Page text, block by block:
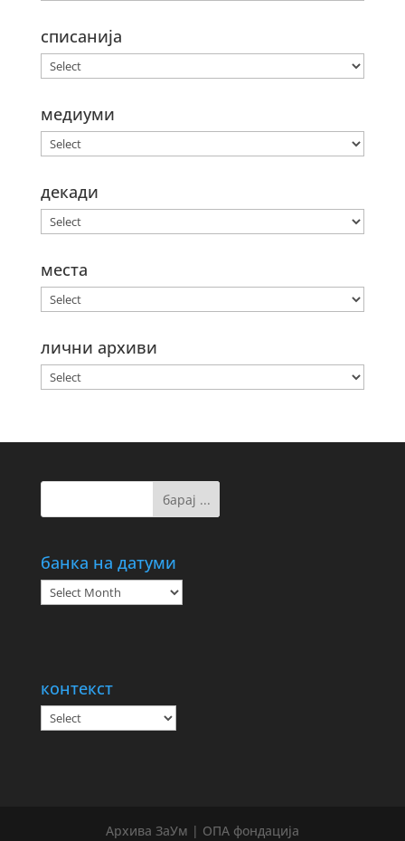
списанија
медиуми
декади
места
лични архиви
банка на датуми
банка
на
контекст
Архива ЗаУм | ОПА фондација